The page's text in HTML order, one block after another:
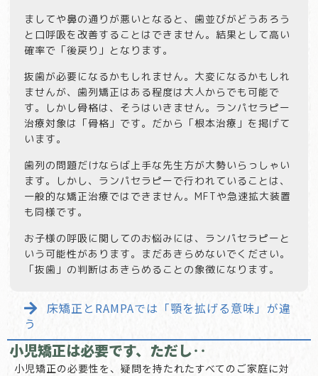
ましてや鼻の通りが悪いとなると、歯並びがどうあろう
と口呼吸を改善することはできません。結果として高い
確率で「後戻り」となります。
抜歯が必要になるかもしれません。大変になるかもしれ
ませんが、歯列矯正はある程度は大人からでも可能で
す。しかし骨格は、そうはいきません。ランパセラピー
治療対象は「骨格」です。だから「根本治療」を掲げて
います。
歯列の問題だけならば上手な先生方が大勢いらっしゃい
ます。しかし、ランパセラピーで行われていることは、
一般的な矯正治療ではできません。MFTや急速拡大装置
も同様です。
お子様の呼吸に関してのお悩みには、ランパセラピーと
いう可能性があります。まだあきらめないでください。
「抜歯」の判断はあきらめることの象徴になります。
床矯正とRAMPAでは「顎を拡げる意味」が違
う
小児矯正は必要です、ただし‥
小児矯正の必要性を、疑問を持たれたすべてのご家庭に対